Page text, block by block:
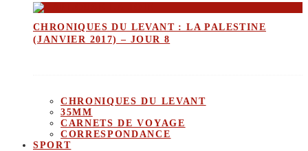
CHRONIQUES DU LEVANT : LA PALESTINE
(JANVIER 2017) – JOUR 8
CHRONIQUES DU LEVANT
35MM
CARNETS DE VOYAGE
CORRESPONDANCE
SPORT